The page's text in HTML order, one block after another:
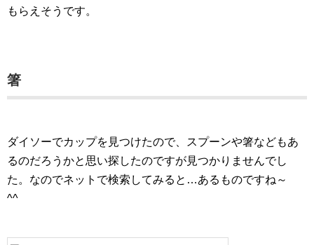
もらえそうです。
箸
ダイソーでカップを見つけたので、スプーンや箸などもあ
るのだろうかと思い探したのですが見つかりませんでし
た。なのでネットで検索してみると…あるものですね～
^^